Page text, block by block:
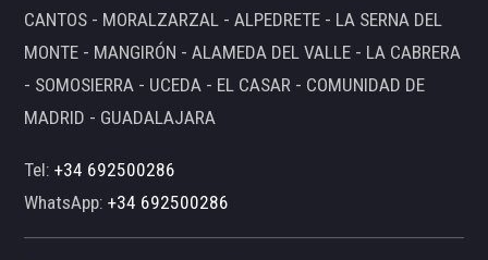
CANTOS - MORALZARZAL - ALPEDRETE - LA SERNA DEL
MONTE - MANGIRÓN - ALAMEDA DEL VALLE - LA CABRERA
- SOMOSIERRA - UCEDA - EL CASAR - COMUNIDAD DE
MADRID - GUADALAJARA
Tel:+34 692500286
WhatsApp:+34 692500286